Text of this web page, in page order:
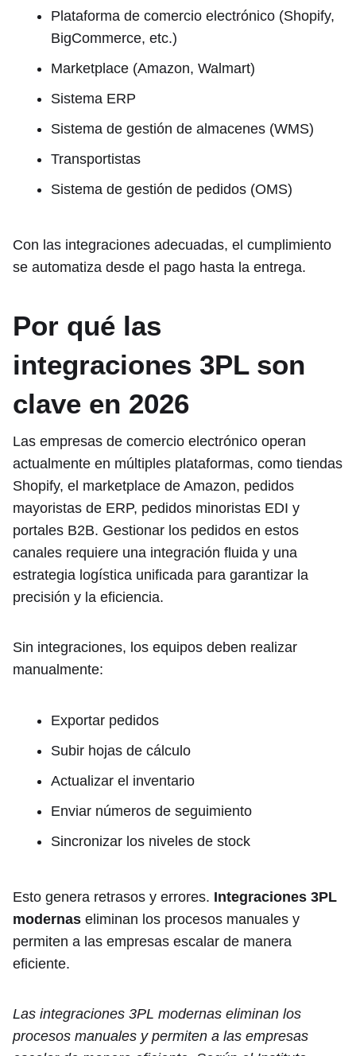
Plataforma de comercio electrónico (Shopify,
BigCommerce, etc.)
Marketplace (Amazon, Walmart)
Sistema ERP
Sistema de gestión de almacenes (WMS)
Transportistas
Sistema de gestión de pedidos (OMS)
Con las integraciones adecuadas, el cumplimiento
se automatiza desde el pago hasta la entrega.
Por qué las
integraciones 3PL son
clave en 2026
Las empresas de comercio electrónico operan
actualmente en múltiples plataformas, como tiendas
Shopify, el marketplace de Amazon, pedidos
mayoristas de ERP, pedidos minoristas EDI y
portales B2B. Gestionar los pedidos en estos
canales requiere una integración fluida y una
estrategia logística unificada para garantizar la
precisión y la eficiencia.
Sin integraciones, los equipos deben realizar
manualmente:
Exportar pedidos
Subir hojas de cálculo
Actualizar el inventario
Enviar números de seguimiento
Sincronizar los niveles de stock
Esto genera retrasos y errores. Integraciones 3PL
modernas eliminan los procesos manuales y
permiten a las empresas escalar de manera
eficiente.
Las integraciones 3PL modernas eliminan los
procesos manuales y permiten a las empresas